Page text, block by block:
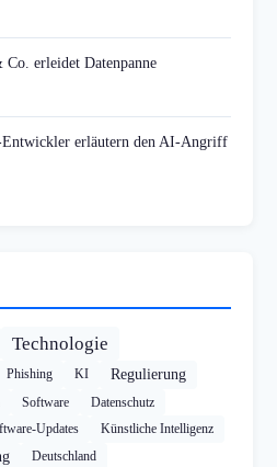
Co. erleidet Datenpanne
erläutern den AI-Angriff
Technologie
Phishing KI Regulierung
Software Datenschutz
Updates
Künstliche Intelligenz
Deutschland